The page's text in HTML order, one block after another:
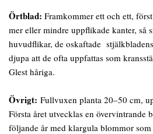
Örtblad: Framkommer ett och ett,
mer eller mindre uppflikade kanter, så
huvudflikar, de oskaftade
djupa att de ofta uppfattas som
Glest håriga.
Övrigt: Fullvuxen planta 20–50 cm,
Första året utvecklas en övervintrande
följande år med klargula blommor